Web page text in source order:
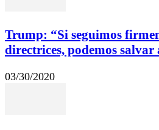
Trump: “Si seguimos
directrices, podemos
03/30/2020